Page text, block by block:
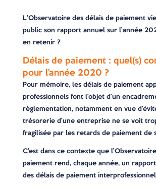
L’Observatoire des délais de paiement
public son rapport annuel sur l’année
en retenir ?
Délais de paiement : quel(s)
pour l’année 2020 ?
Pour mémoire, les délais de paiement
professionnels font l’objet d’un
règlementation, notamment en vue
trésorerie d’une entreprise ne se voit
fragilisée par les retards de paiement de
C’est dans ce contexte que
paiement rend, chaque année, un
des délais de paiement